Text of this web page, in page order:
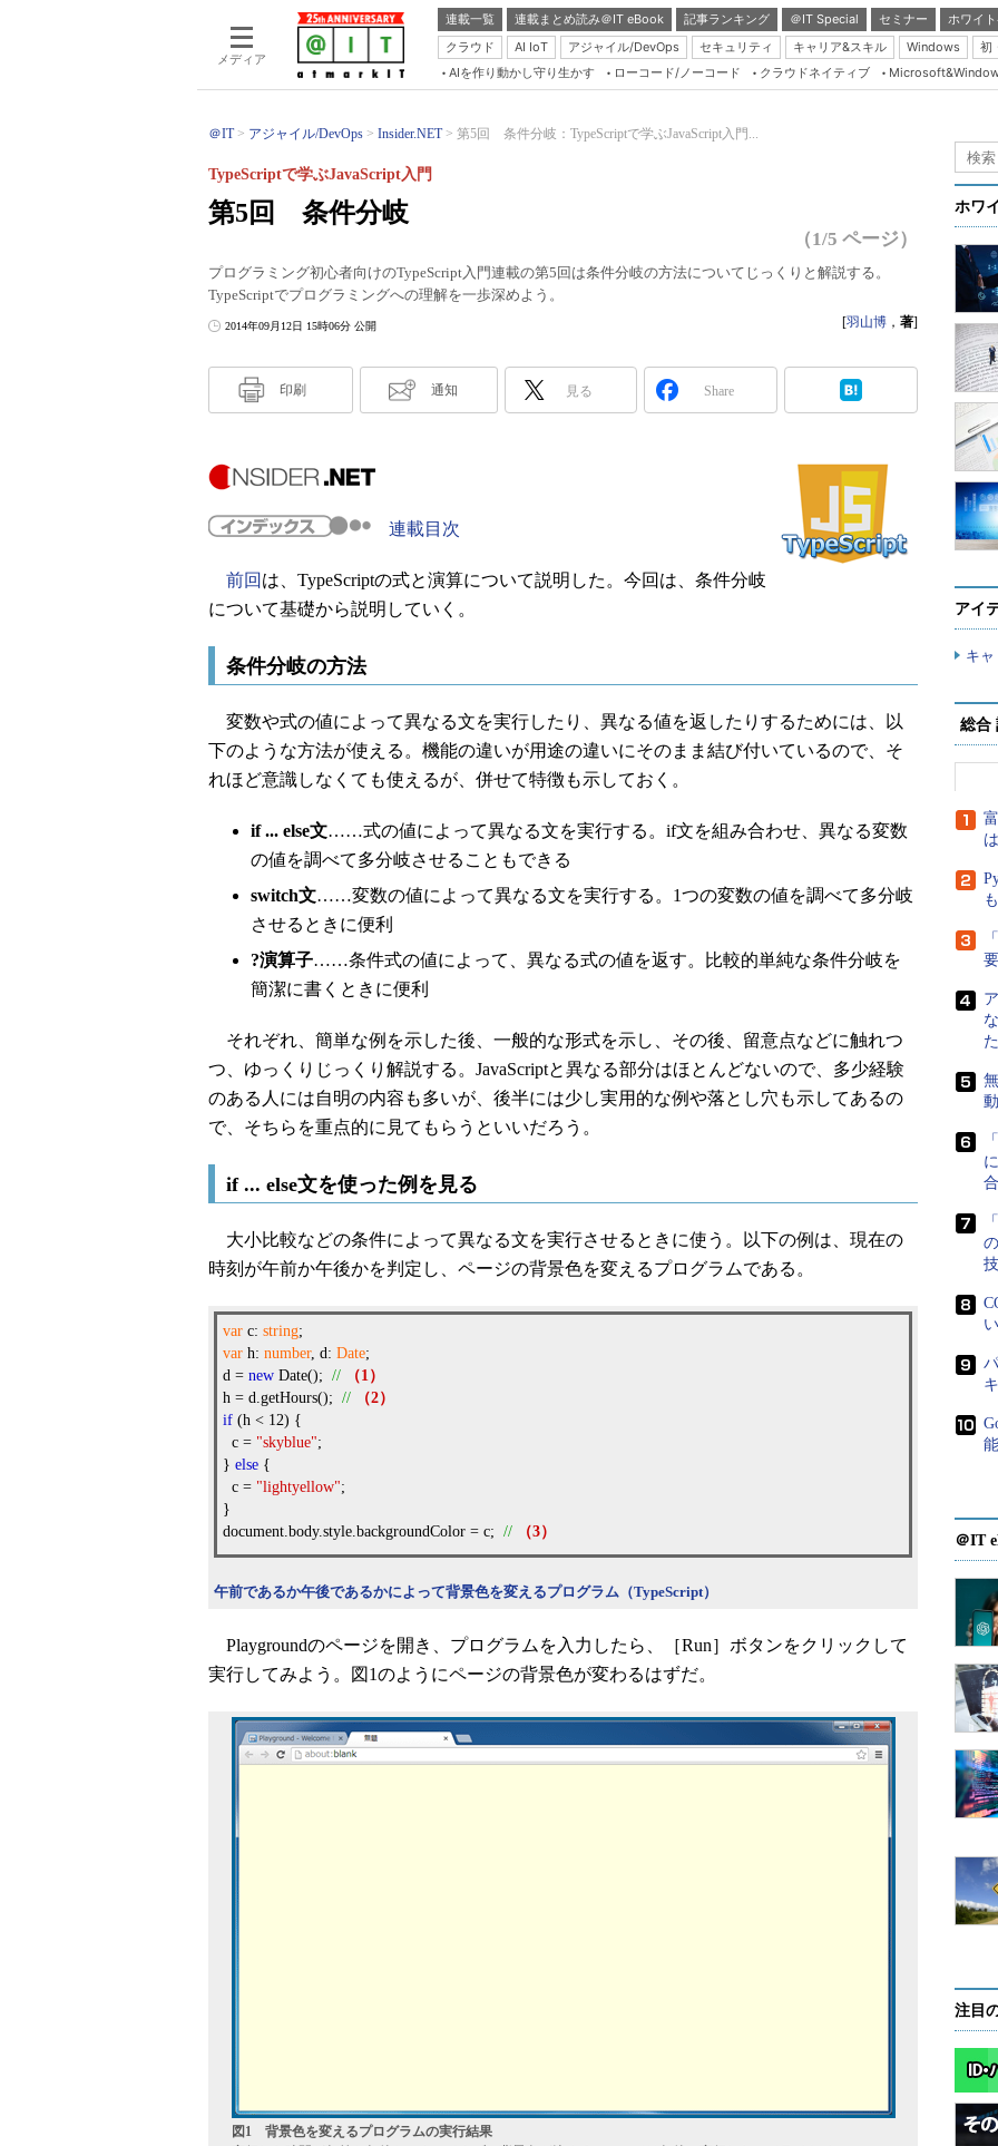
メディア
連載一覧 連載まとめ読み＠IT eBook 記事ランキング ＠IT Special セミナー
ホワイ
クラウド
AI IoT アジャイル/DevOps セキュリティ キャリア&スキル Windows
初
Server & Storage
Database Expert
Master of IP Network
Security & Trust
Test & Tools
ブログ
AIを作り動かし守り生かす ローコード/ノーコード クラウドネイティブ
＠IT アジャイル/DevOps Insider.NET 第5回 条件分岐：TypeScriptで学ぶJavaScript入門...
第5回 条件分岐
TypeScriptで学ぶJavaScript入門
（1/5 ページ）
プログラミング初心者向けのTypeScript入門連載の第5回は条件分岐の方法についてじっくりと解説する。
TypeScriptでプログラミングへの理解を一歩深めよう。
2014年09月12日 15時06分 公開 [羽山博 ， 著]
印刷 通知 見る Share
連載目次
前回 は、TypeScriptの式と演算について説明した。今回は、条件分岐
について基礎から説明していく。
条件分岐の方法
変数や式の値によって異なる文を実行したり、異なる値を返したりするためには、以
下のような方法が使える。機能の違いが用途の違いにそのまま結び付いているので、そ
れほど意識しなくても使えるが、併せて特徴も示しておく。
if ... else文……式の値によって異なる文を実行する。if文を組み合わせ、異なる変数
の値を調べて多分岐させることもできる
switch文……変数の値によって異なる文を実行する。1つの変数の値を調べて多分岐
させるときに便利
?演算子……条件式の値によって、異なる式の値を返す。比較的単純な条件分岐を
簡潔に書くときに便利
それぞれ、簡単な例を示した後、一般的な形式を示し、その後、留意点などに触れつ
つ、ゆっくりじっくり解説する。JavaScriptと異なる部分はほとんどないので、多少経験
のある人には自明の内容も多いが、後半には少し実用的な例や落とし穴も示してあるの
で、そちらを重点的に見てもらうといいだろう。
if ... else文を使った例を見る
大小比較などの条件によって異なる文を実行させるときに使う。以下の例は、現在の
時刻が午前か午後かを判定し、ページの背景色を変えるプログラムである。
var c: string;
var h: number, d: Date;
d = new Date(); //
（1）
h = d.getHours(); //
（2）
if (h < 12) {
c = "skyblue";
} else {
c = "lightyellow";
}
document.body.style.backgroundColor = c; // （3）
午前であるか午後であるかによって背景色を変えるプログラム（TypeScript）
Playgroundのページを開き、プログラムを入力したら、［Run］ボタンをクリックして
実行してみよう。図1のようにページの背景色が変わるはずだ。
図1 背景色を変えるプログラムの実行結果
ホワ
アイ
キ
総合
＠IT
注目